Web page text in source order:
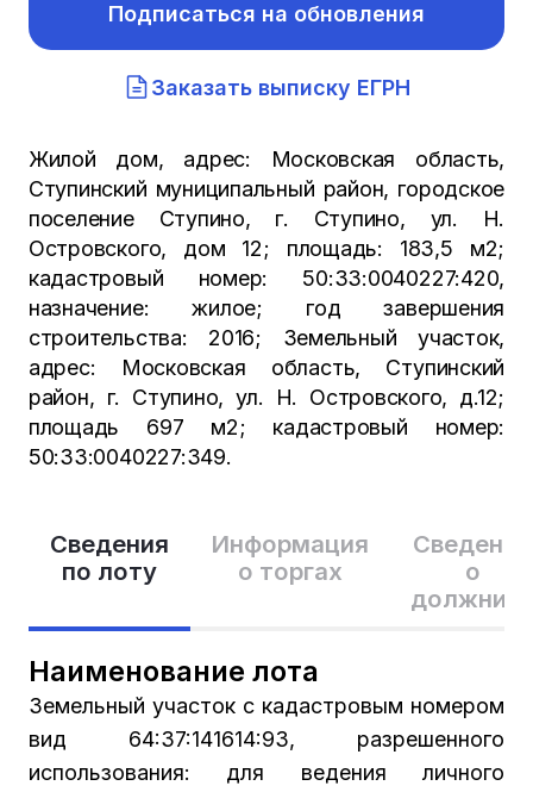
Сведения
по лоту
Информация
о торгах
Сведения
о
Наименование лота
Земельный участок с кадастровым номером
вид 64:37:141614:93, разрешенного
использования: для ведения личного
Подписаться на обновления
Заказать выписку ЕГРН
Жилой дом, адрес: Московская область,
Ступинский муниципальный район, городское
поселение Ступино, г. Ступино, ул. Н.
Островского, дом 12; площадь: 183,5 м2;
кадастровый номер: 50:33:0040227:420,
назначение: жилое; год завершения
строительства: 2016; Земельный участок,
адрес: Московская область, Ступинский
район, г. Ступино, ул. Н. Островского, д.12;
площадь 697 м2; кадастровый номер:
50:33:0040227:349.